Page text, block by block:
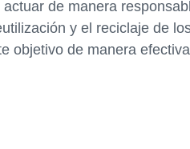
de manera
y el reciclaje de
objetivo de manera